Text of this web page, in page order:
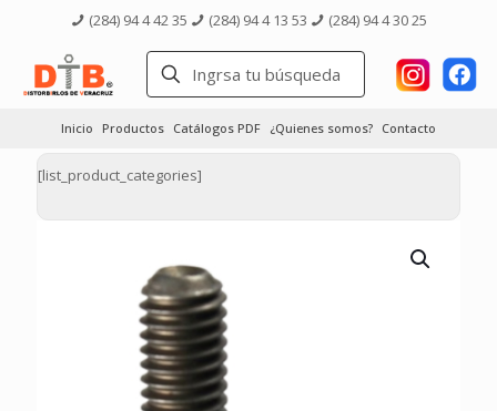
(284) 94 4 42 35 (284) 94 4 13 53 (284) 94 4 30 25
Inicio Productos Catálogos PDF ¿Quienes somos? Contacto
[list_product_categories]